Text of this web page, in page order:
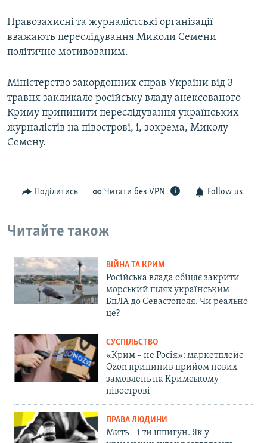
Правозахисні та журналістські організації
вважають переслідування Миколи Семени
політично мотивованим.
Міністерство закордонних справ України від 3
травня закликало російську владу анексованого
Криму припинити переслідування українських
журналістів на півострові, і, зокрема, Миколу
Семену.
Поділитись Читати без VPN Follow us
Читайте також
ВІЙНА ТА КРИМ
Російська влада обіцяє закрити
морський шлях українським
БпЛА до Севастополя. Чи реально
це?
СУСПІЛЬСТВО
«Крим – не Росія»: маркетплейс
Ozon припинив прийом нових
замовлень на Кримському
півострові
ПРАВА ЛЮДИНИ
Мить – і ти шпигун. Як у